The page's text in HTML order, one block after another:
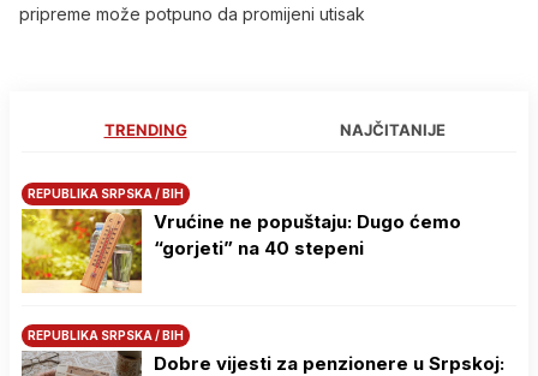
pripreme može potpuno da promijeni utisak
TRENDING NAJČITANIJE
REPUBLIKA SRPSKA / BIH
Vrućine ne popuštaju: Dugo ćemo
“gorjeti” na 40 stepeni
REPUBLIKA SRPSKA / BIH
Dobre vijesti za penzionere u Srpskoj: